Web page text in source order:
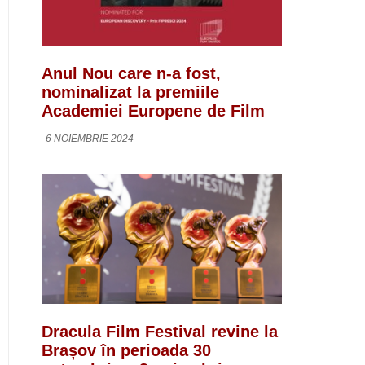
Anul Nou care n-a fost,
nominalizat la premiile
Academiei Europene de Film
6 NOIEMBRIE 2024
Dracula Film Festival revine la
Brașov în perioada 30